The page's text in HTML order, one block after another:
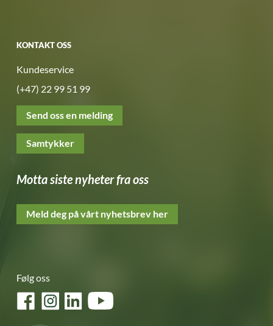
KONTAKT OSS
Kundeservice
(+47) 22 99 51 99
Send oss en melding
Samtykker
Motta siste nyheter fra oss
Meld deg på vårt nyhetsbrev her
Følg oss
FacebookInstagramLinkedInYouTube